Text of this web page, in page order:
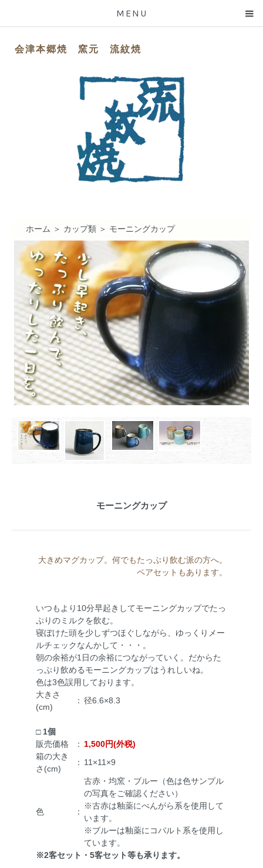
MENU
会津本郷焼 窯元 流紋焼
ホーム ＞ カップ類 ＞ モーニングカップ
モーニングカップ
大きめマグカップ。何でもたっぷり飲む派の方へ。
ペアセットもあります。
いつもより10分早起きしてモーニングカップでたっ
ぷりのミルクを飲む。
寝ぼけた頭を少しずつほぐしながら、ゆっくりメー
ルチェックなんかして・・・。
朝の余裕が1日の余裕につながっていく。だからた
っぷり飲めるモーニングカップはうれしいね。
色は3色誤用しております。
大きさ
(cm)
： 径6.6×8.3
□ 1個
販売価格
： 1,500円(外税)
箱の大き
さ(cm)
： 11×11×9
色 ：
古赤・均窯・ブルー（色は色サンプル
の写真をご確認ください）
※古赤は釉薬にべんがら系を使用して
います。
※ブルーは釉薬にコバルト系を使用し
ています。
※2客セット・5客セット等も承ります。